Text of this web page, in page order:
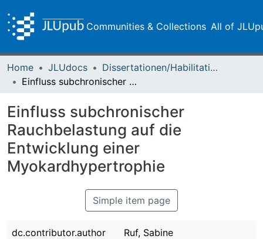
Communities & Collections All of
Home JLUdocs
Dissertationen/Habilitationen
Einfluss subchronischer Rauchbelastung auf die Entwicklung einer Myokardhypertrophie
Einfluss subchronischer
Rauchbelastung auf die
Entwicklung einer
Myokardhypertrophie
Simple item page
dc.contributor.author Ruf, Sabine